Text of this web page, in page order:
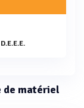
matériel